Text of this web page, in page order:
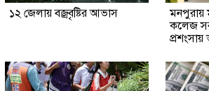
১২ জেলায় বজ্রবৃষ্টির আভাস
মনপুরায়
কলেজ